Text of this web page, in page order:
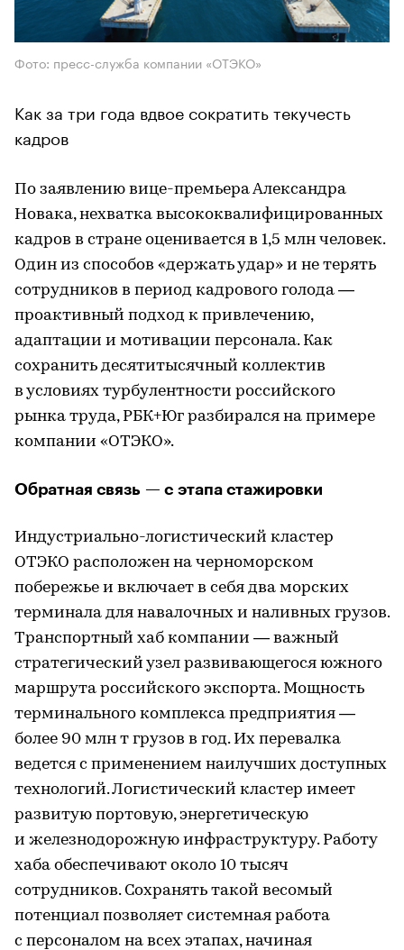
Фото: пресс-служба компании «ОТЭКО»
Как за три года вдвое сократить текучесть
кадров
По заявлению вице-премьера Александра
Новака, нехватка высококвалифицированных
кадров в стране оценивается в 1,5 млн человек.
Один из способов «держать удар» и не терять
сотрудников в период кадрового голода —
проактивный подход к привлечению,
адаптации и мотивации персонала. Как
сохранить десятитысячный коллектив
в условиях турбулентности российского
рынка труда, РБК+Юг разбирался на примере
компании «ОТЭКО».
Обратная связь — с этапа стажировки
Индустриально-логистический кластер
ОТЭКО расположен на черноморском
побережье и включает в себя два морских
терминала для навалочных и наливных грузов.
Транспортный хаб компании — важный
стратегический узел развивающегося южного
маршрута российского экспорта. Мощность
терминального комплекса предприятия —
более 90 млн т грузов в год. Их перевалка
ведется с применением наилучших доступных
технологий. Логистический кластер имеет
развитую портовую, энергетическую
и железнодорожную инфраструктуру. Работу
хаба обеспечивают около 10 тысяч
сотрудников. Сохранять такой весомый
потенциал позволяет системная работа
с персоналом на всех этапах, начиная